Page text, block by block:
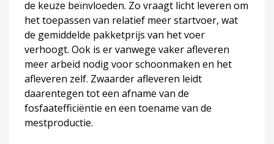
de keuze beïnvloeden. Zo vraagt licht leveren om
het toepassen van relatief meer startvoer, wat
de gemiddelde pakketprijs van het voer
verhoogt. Ook is er vanwege vaker afleveren
meer arbeid nodig voor schoonmaken en het
afleveren zelf. Zwaarder afleveren leidt
daarentegen tot een afname van de
fosfaatefficiëntie en een toename van de
mestproductie.